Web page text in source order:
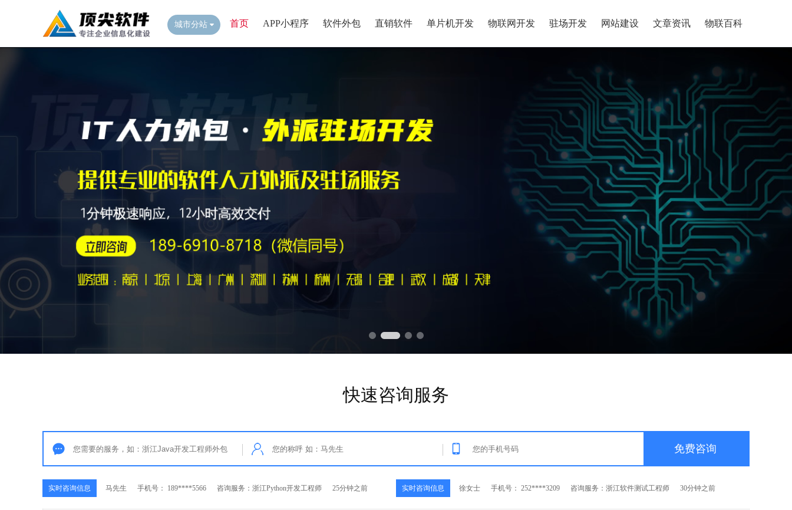
城市分站 首页 APP小程序 软件外包 直销软件 单片机开发 物联网开发 驻场开发 网站建设 文章资讯 物联百科
快速咨询服务
实时咨询信息 张女士 手机号： 136****6508 咨询服务：浙江.NET开发工程师 3分钟之前 范先生 手机号： 137****8552 咨询服务：浙江Android开发工程师 5分钟之前
实时咨询信息 马先生 手机号： 189****5566 咨询服务：浙江Python开发工程师 25分钟之前 实时咨询信息 徐女士 手机号： 252****3209 咨询服务：浙江软件测试工程师 30分钟之前